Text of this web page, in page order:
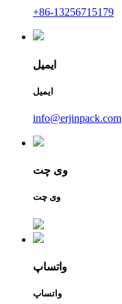
+86-13256715179
ایمیل
ایمیل
info@erjinpack.com
وی چت
وی چت
واتساپ
واتساپ